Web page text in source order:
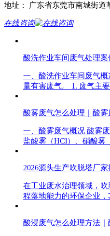
地址： 广东省东莞市南城街道
在线咨询
酸洗作业车间废气处理
一、酸洗作业车间废气
量有害废气。 1. 废气主
酸雾废气怎么处理｜酸
一、酸雾废气概况 酸雾
盐酸雾（HCl）、硝酸雾
2026源头生产吹脱塔厂
在工业废水治理领域，
程落地能力的环保企业
酸浸废气怎么处理方法｜